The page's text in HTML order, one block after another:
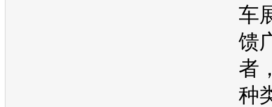
车
馈
者
种